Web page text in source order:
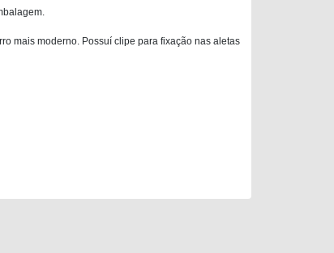
mais moderno. Possuí clipe para fixação nas aletas